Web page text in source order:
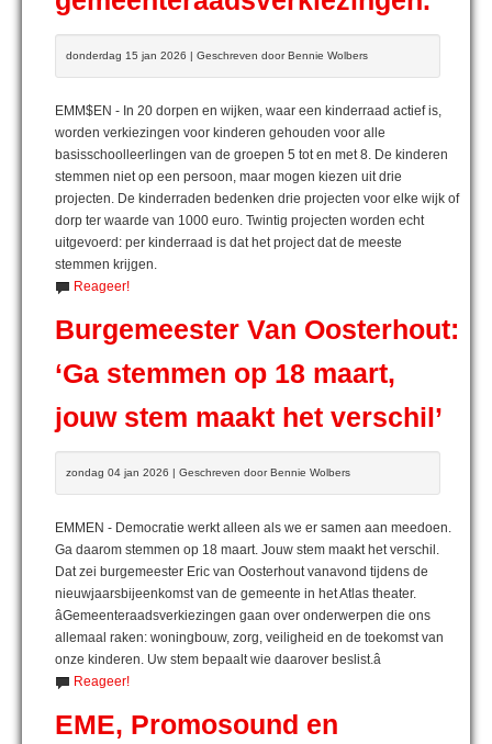
donderdag 15 jan 2026 | Geschreven door Bennie Wolbers
EMM$EN - In 20 dorpen en wijken, waar een kinderraad actief is,
worden verkiezingen voor kinderen gehouden voor alle
basisschoolleerlingen van de groepen 5 tot en met 8. De kinderen
stemmen niet op een persoon, maar mogen kiezen uit drie
projecten. De kinderraden bedenken drie projecten voor elke wijk of
dorp ter waarde van 1000 euro. Twintig projecten worden echt
uitgevoerd: per kinderraad is dat het project dat de meeste
stemmen krijgen.
Reageer!
Burgemeester Van Oosterhout:
‘Ga stemmen op 18 maart,
jouw stem maakt het verschil’
zondag 04 jan 2026 | Geschreven door Bennie Wolbers
EMMEN - Democratie werkt alleen als we er samen aan meedoen.
Ga daarom stemmen op 18 maart. Jouw stem maakt het verschil.
Dat zei burgemeester Eric van Oosterhout vanavond tijdens de
nieuwjaarsbijeenkomst van de gemeente in het Atlas theater.
âGemeenteraadsverkiezingen gaan over onderwerpen die ons
allemaal raken: woningbouw, zorg, veiligheid en de toekomst van
onze kinderen. Uw stem bepaalt wie daarover beslist.â
Reageer!
EME, Promosound en